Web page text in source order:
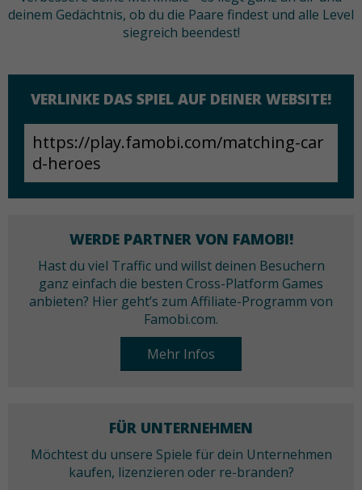
deinem Gedächtnis, ob du die Paare findest und alle Level
siegreich beendest!
VERLINKE DAS SPIEL AUF DEINER WEBSITE!
WERDE PARTNER VON FAMOBI!
Hast du viel Traffic und willst deinen Besuchern
ganz einfach die besten Cross-Platform Games
anbieten? Hier geht’s zum Affiliate-Programm von
Famobi.com.
Mehr Infos
FÜR UNTERNEHMEN
Möchtest du unsere Spiele für dein Unternehmen
kaufen, lizenzieren oder re-branden?